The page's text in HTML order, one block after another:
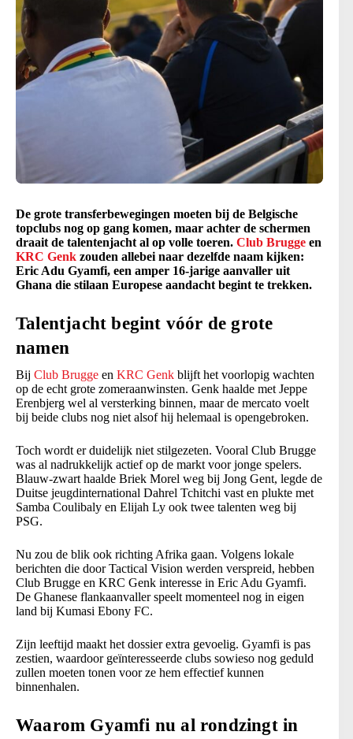
De grote transferbewegingen moeten bij de Belgische
topclubs nog op gang komen, maar achter de schermen
draait de talentenjacht al op volle toeren. Club Brugge en
KRC Genk zouden allebei naar dezelfde naam kijken:
Eric Adu Gyamfi, een amper 16-jarige aanvaller uit
Ghana die stilaan Europese aandacht begint te trekken.
Talentjacht begint vóór de grote
namen
Bij Club Brugge en KRC Genk blijft het voorlopig wachten
op de echt grote zomeraanwinsten. Genk haalde met Jeppe
Erenbjerg wel al versterking binnen, maar de mercato voelt
bij beide clubs nog niet alsof hij helemaal is opengebroken.
Toch wordt er duidelijk niet stilgezeten. Vooral Club Brugge
was al nadrukkelijk actief op de markt voor jonge spelers.
Blauw-zwart haalde Briek Morel weg bij Jong Gent, legde de
Duitse jeugdinternational Dahrel Tchitchi vast en plukte met
Samba Coulibaly en Elijah Ly ook twee talenten weg bij
PSG.
Nu zou de blik ook richting Afrika gaan. Volgens lokale
berichten die door Tactical Vision werden verspreid, hebben
Club Brugge en KRC Genk interesse in Eric Adu Gyamfi.
De Ghanese flankaanvaller speelt momenteel nog in eigen
land bij Kumasi Ebony FC.
Zijn leeftijd maakt het dossier extra gevoelig. Gyamfi is pas
zestien, waardoor geïnteresseerde clubs sowieso nog geduld
zullen moeten tonen voor ze hem effectief kunnen
binnenhalen.
Waarom Gyamfi nu al rondzingt in